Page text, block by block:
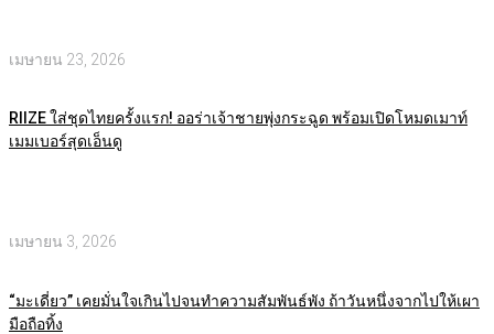
เมษายน 23, 2026
RIIZE ใส่ชุดไทยครั้งแรก! ออร่าเจ้าชายพุ่งกระฉูด พร้อมเปิดโหมดเมาท์
เมมเบอร์สุดเอ็นดู
เมษายน 3, 2026
“มะเดี่ยว” เคยมั่นใจเกินไปจนทำความสัมพันธ์พัง ถ้าวันหนึ่งจากไปให้เผา
มือถือทิ้ง